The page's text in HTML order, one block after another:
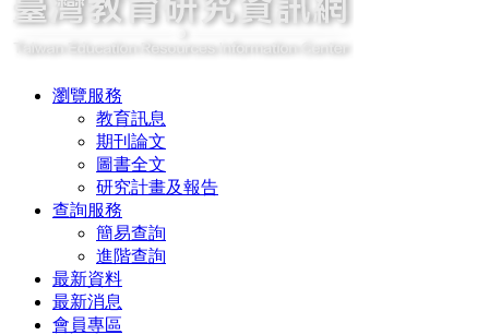
瀏覽服務
教育訊息
期刊論文
圖書全文
研究計畫及報告
查詢服務
簡易查詢
進階查詢
最新資料
最新消息
會員專區